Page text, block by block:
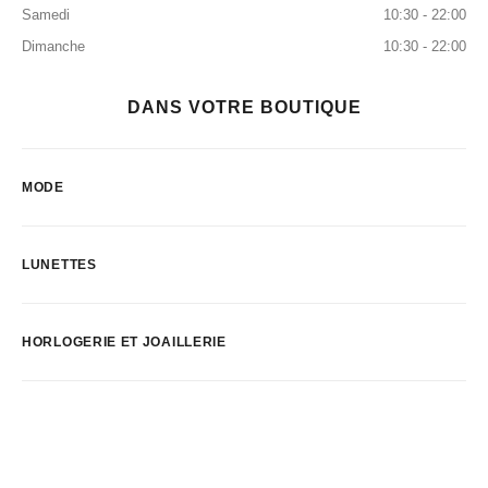
Samedi
10:30 - 22:00
Dimanche
10:30 - 22:00
DANS VOTRE BOUTIQUE
MODE
LUNETTES
HORLOGERIE ET JOAILLERIE